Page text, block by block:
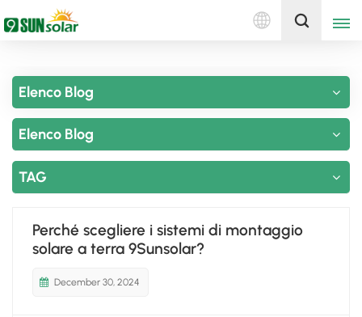
Italiano
español
Ottieni un preventivo
Elenco Blog
Elenco Blog
TAG
Perché scegliere i sistemi di montaggio
solare a terra 9Sunsolar?
December 30, 2024